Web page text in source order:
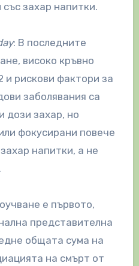
захар напитки.
: В последните
високо кръвно
и рискови фактори за
заболявания са
дози захар, но
фокусирани повече
напитки, а не
е първото,
представителна
общата сума на
на смърт от